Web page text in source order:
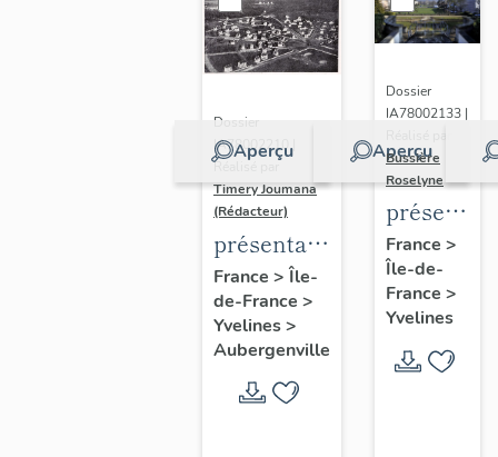
Aperçu
Dossier
IA78002210 |
Réalisé par
Timery Joumana
(Rédacteur)
présentation
de l'étude
d'Elisabethville
France > Île-
de-France >
Yvelines>
Aubergenville
Aperçu
Dossier
IA78002133 |
Bussière
Roselyne
du
diagnostic
et
France >
Île-de-
France >
Yvelines